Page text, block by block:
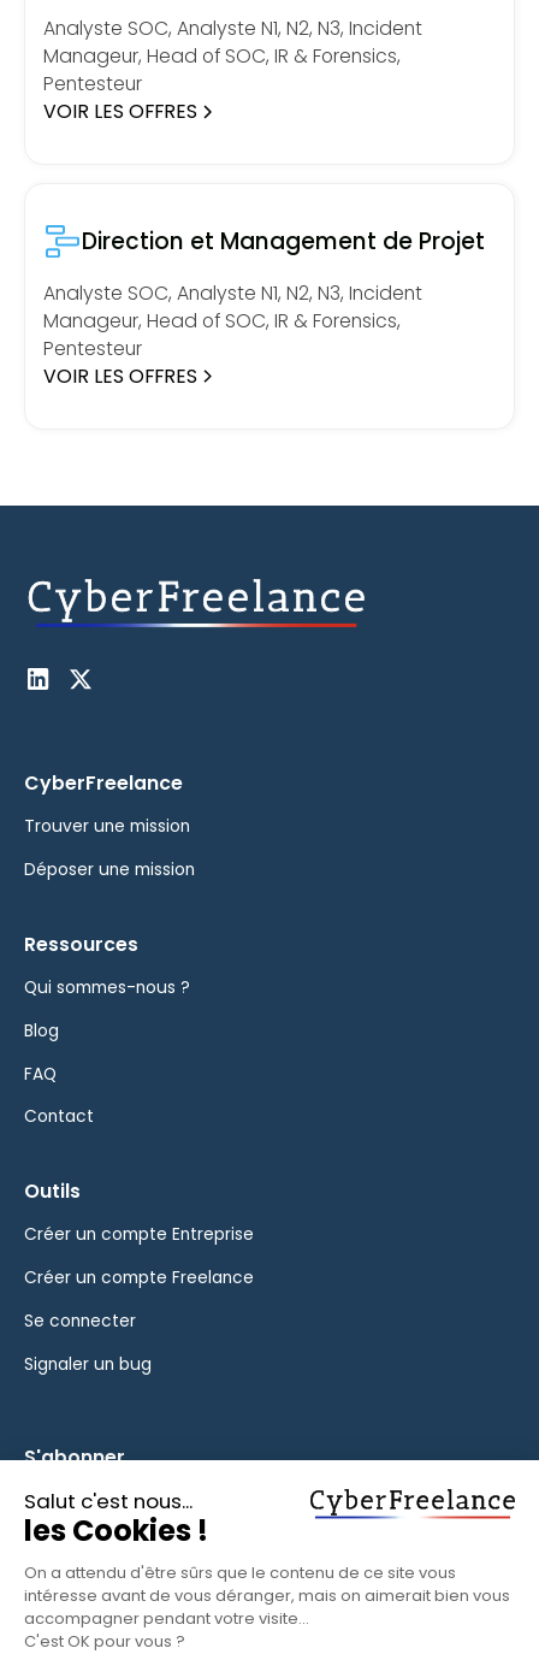
Analyste SOC, Analyste N1, N2, N3, Incident
Manageur, Head of SOC, IR & Forensics,
Pentesteur
VOIR LES OFFRES
Direction et Management de Projet
Analyste SOC, Analyste N1, N2, N3, Incident
Manageur, Head of SOC, IR & Forensics,
Pentesteur
VOIR LES OFFRES
CyberFreelance
Trouver une mission
Déposer une mission
Ressources
Qui sommes-nous ?
Blog
FAQ
Contact
Outils
Créer un compte Entreprise
Créer un compte Freelance
Se connecter
Signaler un bug
S'abonner
Inscrivez-vous à notre newsletter pour rester informé des
fonctionnalités et des nouveautés.
S'ABONNER